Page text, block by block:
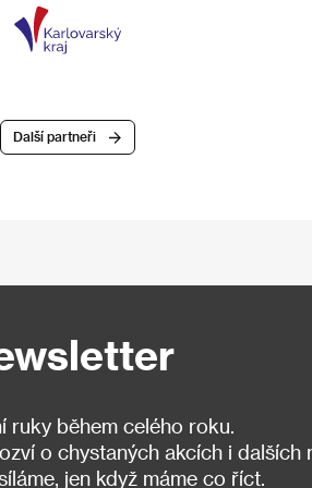
Další partneři
ruky během celého roku.
o chystaných akcích i dalších
jen když máme co říct.